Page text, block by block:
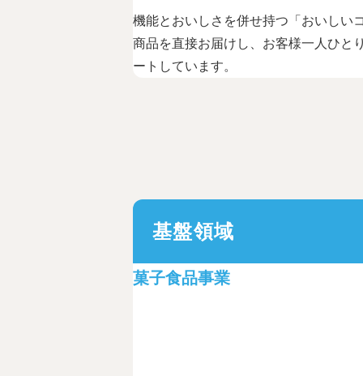
機能とおいしさを併せ持つ「おいしい
商品を直接お届けし、お客様一人ひと
ートしています。
基盤領域
菓子食品事業